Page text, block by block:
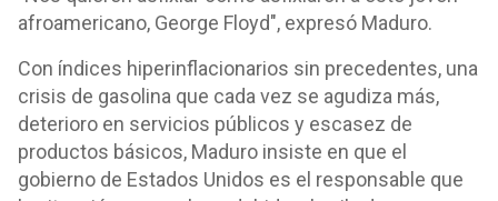
afroamericano, George Floyd", expresó Maduro.
Con índices hiperinflacionarios sin precedentes, una
crisis de gasolina que cada vez se agudiza más,
deterioro en servicios públicos y escasez de
productos básicos, Maduro insiste en que el
gobierno de Estados Unidos es el responsable que